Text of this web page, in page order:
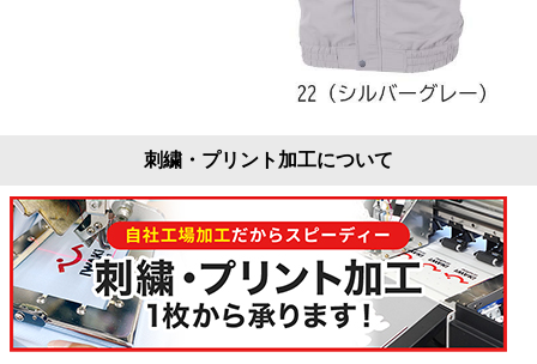
刺繍・プリント加工について